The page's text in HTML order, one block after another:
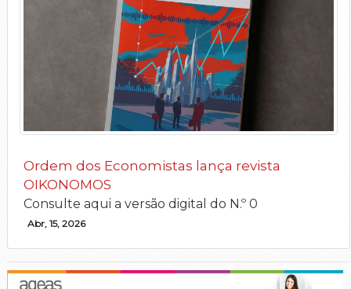
Ordem dos Economistas lança revista
OIKONOMOS
Consulte aqui a versão digital do N.º 0
Abr, 15, 2026